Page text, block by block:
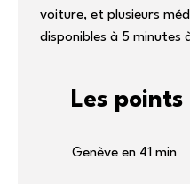
voiture, et plusieurs
disponibles à 5 minutes
Les
Genève en 41 min